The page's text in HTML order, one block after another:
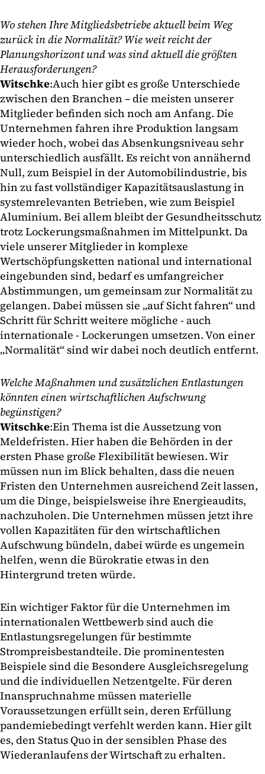
Wo stehen Ihre Mitgliedsbetriebe aktuell beim Weg
zurück in die Normalität? Wie weit reicht der
Planungshorizont und was sind aktuell die größten
Herausforderungen?
Witschke:Auch hier gibt es große Unterschiede
zwischen den Branchen – die meisten unserer
Mitglieder befinden sich noch am Anfang. Die
Unternehmen fahren ihre Produktion langsam
wieder hoch, wobei das Absenkungsniveau sehr
unterschiedlich ausfällt. Es reicht von annähernd
Null, zum Beispiel in der Automobilindustrie, bis
hin zu fast vollständiger Kapazitätsauslastung in
systemrelevanten Betrieben, wie zum Beispiel
Aluminium. Bei allem bleibt der Gesundheitsschutz
trotz Lockerungsmaßnahmen im Mittelpunkt. Da
viele unserer Mitglieder in komplexe
Wertschöpfungsketten national und international
eingebunden sind, bedarf es umfangreicher
Abstimmungen, um gemeinsam zur Normalität zu
gelangen. Dabei müssen sie „auf Sicht fahren“ und
Schritt für Schritt weitere mögliche - auch
internationale - Lockerungen umsetzen. Von einer
„Normalität“ sind wir dabei noch deutlich entfernt.
Welche Maßnahmen und zusätzlichen Entlastungen
könnten einen wirtschaftlichen Aufschwung
begünstigen?
Witschke:Ein Thema ist die Aussetzung von
Meldefristen. Hier haben die Behörden in der
ersten Phase große Flexibilität bewiesen. Wir
müssen nun im Blick behalten, dass die neuen
Fristen den Unternehmen ausreichend Zeit lassen,
um die Dinge, beispielsweise ihre Energieaudits,
nachzuholen. Die Unternehmen müssen jetzt ihre
vollen Kapazitäten für den wirtschaftlichen
Aufschwung bündeln, dabei würde es ungemein
helfen, wenn die Bürokratie etwas in den
Hintergrund treten würde.
Ein wichtiger Faktor für die Unternehmen im
internationalen Wettbewerb sind auch die
Entlastungsregelungen für bestimmte
Strompreisbestandteile. Die prominentesten
Beispiele sind die Besondere Ausgleichsregelung
und die individuellen Netzentgelte. Für deren
Inanspruchnahme müssen materielle
Voraussetzungen erfüllt sein, deren Erfüllung
pandemiebedingt verfehlt werden kann. Hier gilt
es, den Status Quo in der sensiblen Phase des
Wiederanlaufens der Wirtschaft zu erhalten.